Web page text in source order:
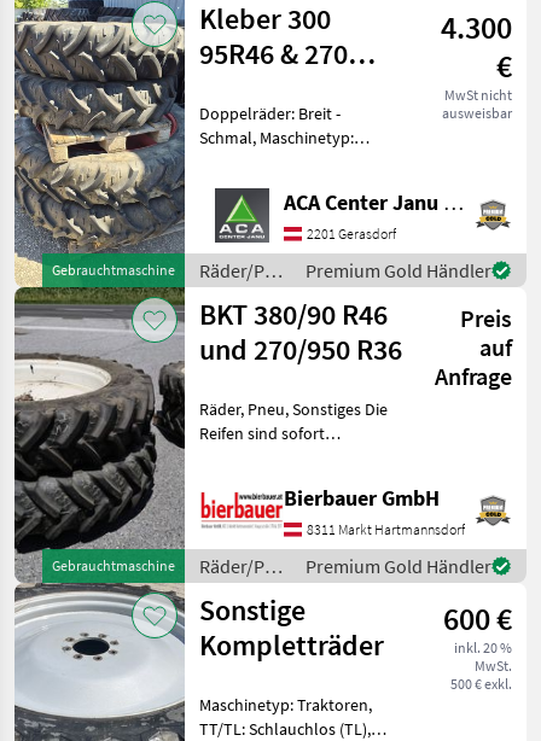
Gebrauchtmaschine
Kleber 300
95R46 & 270
4.300
€
MwSt nicht
ausweisbar
Doppelräder: Breit -
Schmal, Maschinetyp:
Geschwindigkeitsindex (SI):
40 km/h (SI: A8), Last-Index
(LI): LI: 134 (2120 kg), TT/TL:
Schlauchlos (TL), Bauweise:
ACA Center Janu GmbH
2201 Gerasdorf
Räder/Pneu/Felgen
/ Kleber
Premium Gold Händler
Gebrauchtmaschine
BKT 380/90 R46
und 270/950 R36
Preis
auf
Anfrage
Räder, Pneu, Sonstiges Die
Reifen sind sofort
Eine Besichtigung sowie
Prüfung vor Ort ist jederzeit
möglich. Bei Frag
Bierbauer GmbH
8311 Markt Hartmannsdorf
Räder/Pneu/Felgen
/ BKT
Premium Gold Händler
Sonstige
Kompletträder
600 €
inkl. 20 %
MwSt.
500 € exkl.
Maschinetyp: Traktoren,
TT/TL: Schlauchlos (TL),